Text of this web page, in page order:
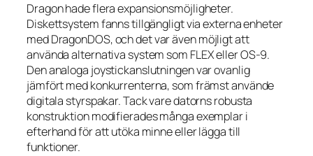
Dragon hade flera expansionsmöjligheter.
Diskettsystem fanns tillgängligt via externa enheter
med DragonDOS, och det var även möjligt att
använda alternativa system som FLEX eller OS-9.
Den analoga joystickanslutningen var ovanlig
jämfört med konkurrenterna, som främst använde
digitala styrspakar. Tack vare datorns robusta
konstruktion modifierades många exemplar i
efterhand för att utöka minne eller lägga till
funktioner.